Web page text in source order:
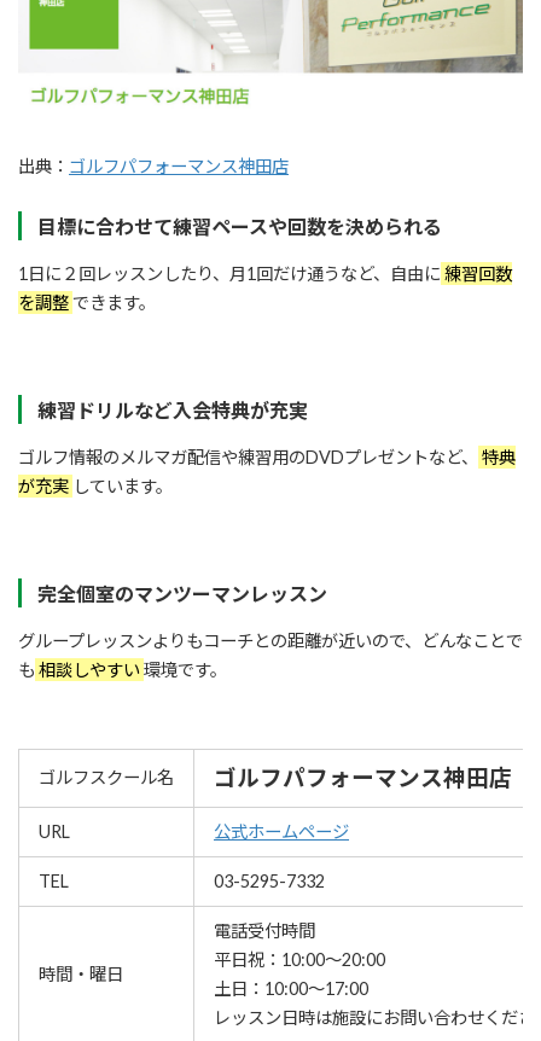
出典： ゴルフパフォーマンス神田店
目標に合わせて練習ペースや回数を決められる
1日に２回レッスンしたり、月1回だけ通うなど、自由に 練習回数
を調整できます。
練習ドリルなど入会特典が充実
ゴルフ情報のメルマガ配信や練習用のDVDプレゼントなど、
特典
が充実 しています。
完全個室のマンツーマンレッスン
グループレッスンよりもコーチとの距離が近いので、どんなことで
も 相談しやすい環境です。
ゴルフスクール名 ゴルフパフォーマンス神田店
URL 公式ホームページ
TEL 03-5295-7332
時間・曜日
電話受付時間
平日祝：10:00～20:00
土日：10:00～17:00
レッスン⽇時は施設にお問い合わせくださ